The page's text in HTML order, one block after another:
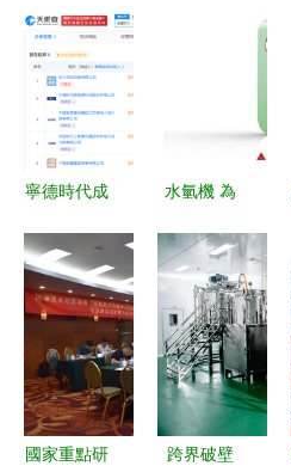
寧德時代成
研究院，聚
焦電力行業
高效節能技
術研發
水氫機 為
發展注入新
動力，引領
電力行業高
效節能技術
研發
國家重點研
跨界破壁